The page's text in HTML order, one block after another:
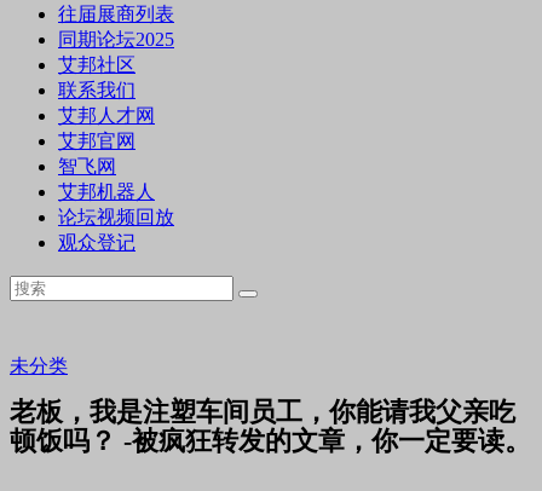
往届展商列表
同期论坛2025
艾邦社区
联系我们
艾邦人才网
艾邦官网
智飞网
艾邦机器人
论坛视频回放
观众登记
未分类
老板，我是注塑车间员工，你能请我父亲吃
顿饭吗？ -被疯狂转发的文章，你一定要读。